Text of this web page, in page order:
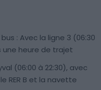
: Avec la ligne 3 (06:30
une heure de trajet
(06:00 à 22:30), avec
RER B et la navette